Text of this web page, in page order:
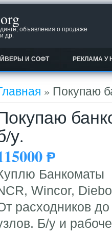
объявления о продаже
др.
И СОФТ РЕКЛАМА У
здесь » Покупаю
у.
Ᵽ
Банкоматы
Wincor,
расходников
Б/у и